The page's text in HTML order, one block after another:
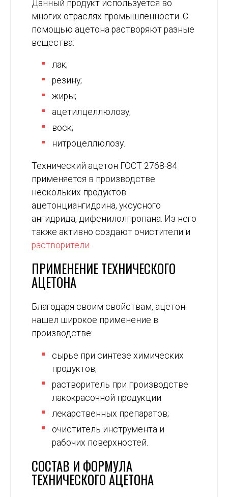
Данный продукт используется во
многих отраслях промышленности. С
помощью ацетона растворяют разные
вещества:
лак;
резину;
жиры;
ацетилцеллюлозу;
воск;
нитроцеллюлозу.
Технический ацетон ГОСТ 2768-84
применяется в производстве
нескольких продуктов:
ацетонциангидрина, уксусного
ангидрида, дифенилолпропана. Из него
также активно создают очистители и
растворители.
ПРИМЕНЕНИЕ ТЕХНИЧЕСКОГО
АЦЕТОНА
Благодаря своим свойствам, ацетон
нашел широкое применение в
производстве:
сырье при синтезе химических
продуктов;
растворитель при производстве
лакокрасочной продукции
лекарственных препаратов;
очиститель инструмента и
рабочих поверхностей.
СОСТАВ И ФОРМУЛА
ТЕХНИЧЕСКОГО АЦЕТОНА